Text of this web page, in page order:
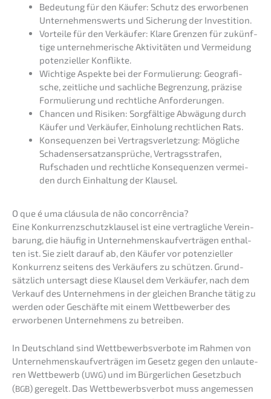
Bedeu­tung für den Käufer: Schutz des erwor­be­nen
Unter­neh­mens­werts und Siche­rung der Investition.
Vortei­le für den Verkäu­fer: Klare Grenzen für zukünf­
ti­ge unter­neh­me­ri­sche Aktivi­tä­ten und Vermei­dung
poten­zi­el­ler Konflikte.
Wichti­ge Aspek­te bei der Formu­lie­rung: Geogra­fi­
sche, zeitli­che und sachli­che Begren­zung, präzi­se
Formu­lie­rung und recht­li­che Anforderungen.
Chancen und Risiken: Sorgfäl­ti­ge Abwägung durch
Käufer und Verkäu­fer, Einho­lung recht­li­chen Rats.
Konse­quen­zen bei Vertrags­ver­let­zung: Mögli­che
Schadens­er­satz­an­sprü­che, Vertrags­stra­fen,
Rufscha­den und recht­li­che Konse­quen­zen vermei­
den durch Einhal­tung der Klausel.
O que é uma cláusu­la de não concorrência?
Eine Konkur­renz­schutz­klau­sel ist eine vertrag­li­che Verein­
ba­rung, die häufig in Unter­neh­mens­kauf­ver­trä­gen enthal­
ten ist. Sie zielt darauf ab, den Käufer vor poten­zi­el­ler
Konkur­renz seitens des Verkäu­fers zu schüt­zen. Grund­
sätz­lich unter­sagt diese Klausel dem Verkäu­fer, nach dem
Verkauf des Unter­neh­mens in der gleichen Branche tätig zu
werden oder Geschäf­te mit einem Wettbe­wer­ber des
erwor­be­nen Unter­neh­mens zu betreiben.
In Deutsch­land sind Wettbe­werbs­ver­bo­te im Rahmen von
Unter­neh­mens­kauf­ver­trä­gen im Gesetz gegen den unlau­te­
ren Wettbe­werb (UWG) und im Bürger­li­chen Gesetz­buch
(BGB) geregelt. Das Wettbe­werbs­ver­bot muss angemes­sen